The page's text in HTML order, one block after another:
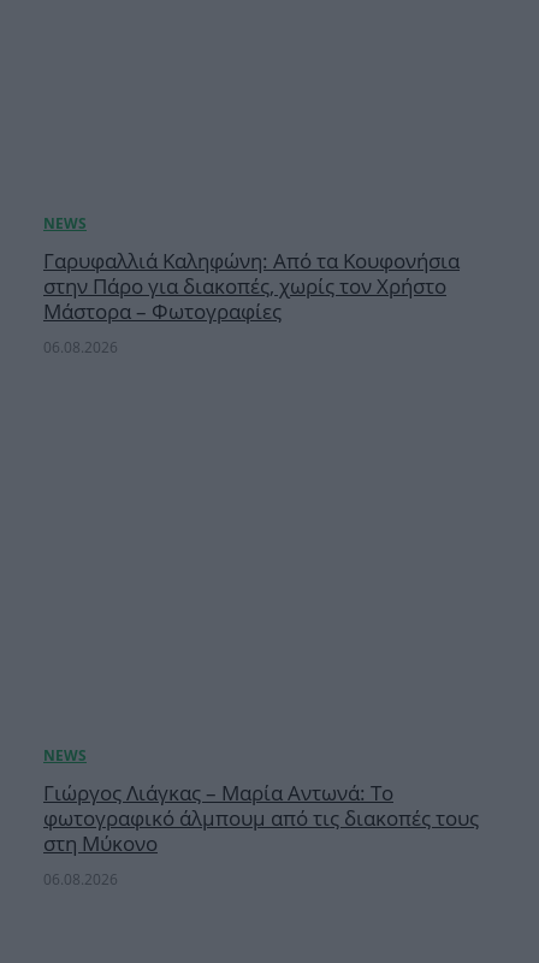
Γαρυφαλλιά Καληφώνη: Από τα Κουφονήσια
στην Πάρο για διακοπές, χωρίς τον Χρήστο
Μάστορα – Φωτογραφίες
06.08.2026
Γιώργος Λιάγκας – Μαρία Αντωνά: Το
φωτογραφικό άλμπουμ από τις διακοπές τους
στη Μύκονο
06.08.2026